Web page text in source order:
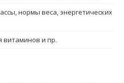
нормы веса, энергетических
витаминов и пр.